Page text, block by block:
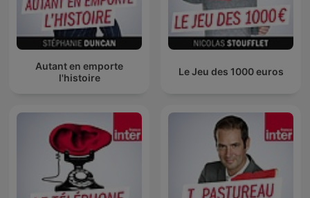
Autant en emporte
l'histoire
Le Jeu des 1000 euros